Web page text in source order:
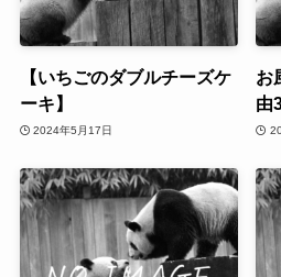
【いちごのダブルチーズケ
ーキ】
2024年5月17日
お
由